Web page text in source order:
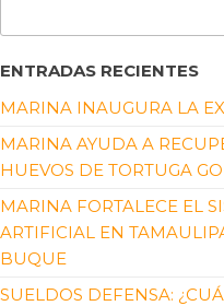
ENTRADAS RECIENTES
MARINA INAUGURA LA
MARINA AYUDA A
HUEVOS DE TORTUGA
MARINA FORTALECE EL
ARTIFICIAL EN
BUQUE
SUELDOS DEFENSA: